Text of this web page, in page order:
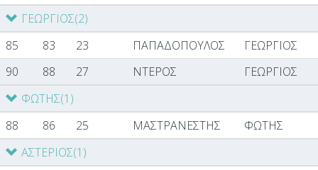
ΓΕΩΡΓΙΟΣ(2)
85
83 23 ΠΑΠΑΔΟΠΟΥΛΟΣ
ΓΕΩΡΓΙΟΣ
90
88 27 ΝΤΕΡΟΣ
ΓΕΩΡΓΙΟΣ
ΦΩΤΗΣ(1)
88
86 25 ΜΑΣΤΡΑΝΕΣΤΗΣ
ΦΩΤΗΣ
ΑΣΤΕΡΙΟΣ(1)